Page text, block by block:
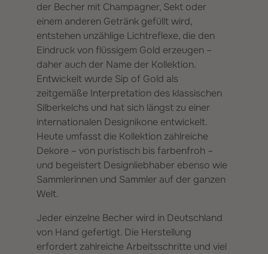
der Becher mit Champagner, Sekt oder
einem anderen Getränk gefüllt wird,
entstehen unzählige Lichtreflexe, die den
Eindruck von flüssigem Gold erzeugen –
daher auch der Name der Kollektion.
Entwickelt wurde Sip of Gold als
zeitgemäße Interpretation des klassischen
Silberkelchs und hat sich längst zu einer
internationalen Designikone entwickelt.
Heute umfasst die Kollektion zahlreiche
Dekore – von puristisch bis farbenfroh –
und begeistert Designliebhaber ebenso wie
Sammlerinnen und Sammler auf der ganzen
Welt.
Jeder einzelne Becher wird in Deutschland
von Hand gefertigt. Die Herstellung
erfordert zahlreiche Arbeitsschritte und viel